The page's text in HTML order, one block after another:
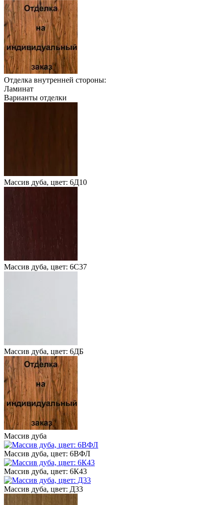
Отделка внутренней стороны:
Ламинат
Варианты отделки
Массив дуба, цвет: 6Д10
Массив дуба, цвет: 6С37
Массив дуба, цвет: 6ДБ
Массив дуба
Массив дуба, цвет: 6ВФЛ
Массив дуба, цвет: 6К43
Массив дуба, цвет: Д33